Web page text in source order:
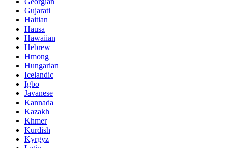
Gujarati
Haitian
Hausa
Hawaiian
Hebrew
Hmong
Hungarian
Icelandic
Igbo
Javanese
Kannada
Kazakh
Khmer
Kurdish
Kyrgyz